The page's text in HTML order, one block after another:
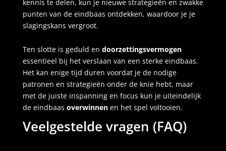
kennis te delen, kun je nieuwe strategieën en zwakke
punten van de eindbaas ontdekken, waardoor je je
slagingskans vergroot.
Ten slotte is geduld en doorzettingsvermogen
essentieel bij het verslaan van een sterke eindbaas.
Het kan enige tijd duren voordat je de nodige
patronen en strategieën onder de knie hebt, maar
met de juiste inspanning en focus kun je uiteindelijk
de eindbaas overwinnenen het spel voltooien.
Veelgestelde vragen (FAQ)